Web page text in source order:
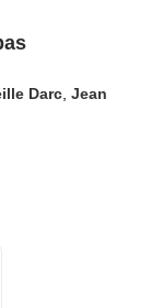
Darc ,Jean